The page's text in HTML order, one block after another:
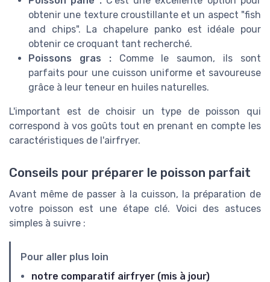
obtenir une texture croustillante et un aspect "fish
and chips". La chapelure panko est idéale pour
obtenir ce croquant tant recherché.
Poissons gras :Comme le saumon, ils sont
parfaits pour une cuisson uniforme et savoureuse
grâce à leur teneur en huiles naturelles.
L'important est de choisir un type de poisson qui
correspond à vos goûts tout en prenant en compte les
caractéristiques de l'airfryer.
Conseils pour préparer le poisson parfait
Avant même de passer à la cuisson, la préparation de
votre poisson est une étape clé. Voici des astuces
simples à suivre :
Pour aller plus loin
notre comparatif airfryer (mis à jour)